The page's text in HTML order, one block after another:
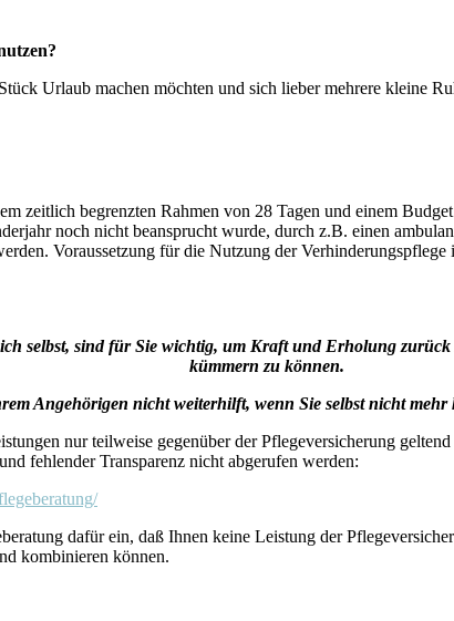
Urlaub machen möchten und sich lieber mehrere kleine
zeitlich begrenzten Rahmen von 28 Tagen und einem
noch nicht beansprucht wurde, durch z.B. einen
Voraussetzung für die Nutzung der
selbst, sind für Sie wichtig, um Kraft und Erholung
kümmern zu können.
Angehörigen nicht weiterhilft, wenn Sie selbst nicht
nur teilweise gegenüber der Pflegeversicherung
fehlender Transparenz nicht abgerufen werden:
dafür ein, daß Ihnen keine Leistung der
kombinieren können.